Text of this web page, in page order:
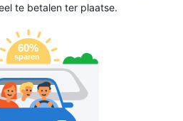
te betalen ter plaatse.